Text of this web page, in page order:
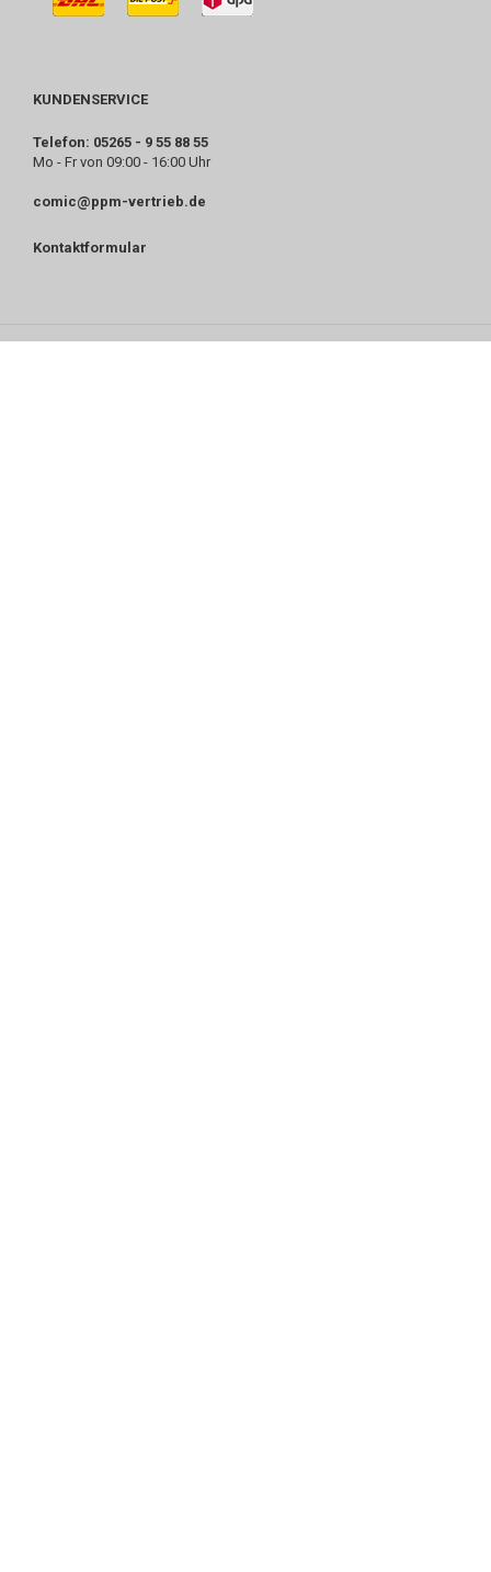
KUNDENSERVICE
Telefon: 05265 - 9 55 88 55
Mo - Fr von 09:00 - 16:00 Uhr
comic@ppm-vertrieb.de
Kontaktformular